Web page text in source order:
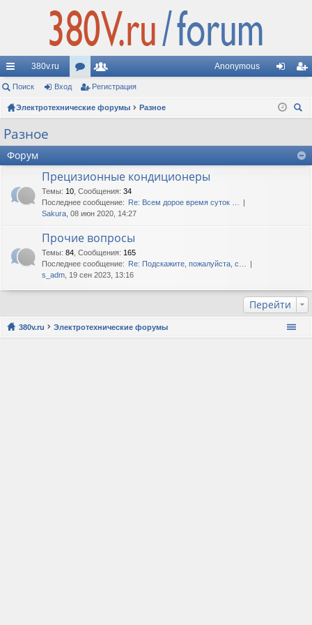
с
ы
лк
380v.ru
ор
ум
ол
ьз
и
Anonymous
д ис
ац
Поиск Вход Регистрация
Электротехнические форумы
Разное
Разное
Форум
Прецизионные кондиционеры
Темы: 10 Сообщения: 34
Последнее сообщение: Re: Всем дорое время суток …
Sakura , 08 июн 2020, 14:27
Прочие вопросы
Темы: 84 Сообщения: 165
Последнее сообщение: Re: Подскажите, пожалуйста, с…
s_adm , 19 сен 2023, 13:16
Перейти
380v.ru Электротехнические форумы